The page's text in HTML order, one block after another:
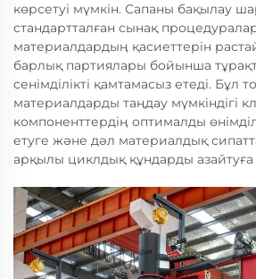
көрсетуі мүмкін. Сапаны бақылау
стандартталған сынақ
материалдардың қасиеттерін
барлық партиялары бойынша
сенімділікті қамтамасыз етеді. Бұл
материалдарды таңдау мүмкіндігі
компоненттердің оптималды
етуге және дәл материалдық
арқылы циклдық құндарды азайтуға